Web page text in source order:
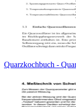
Quarzkochbuch -